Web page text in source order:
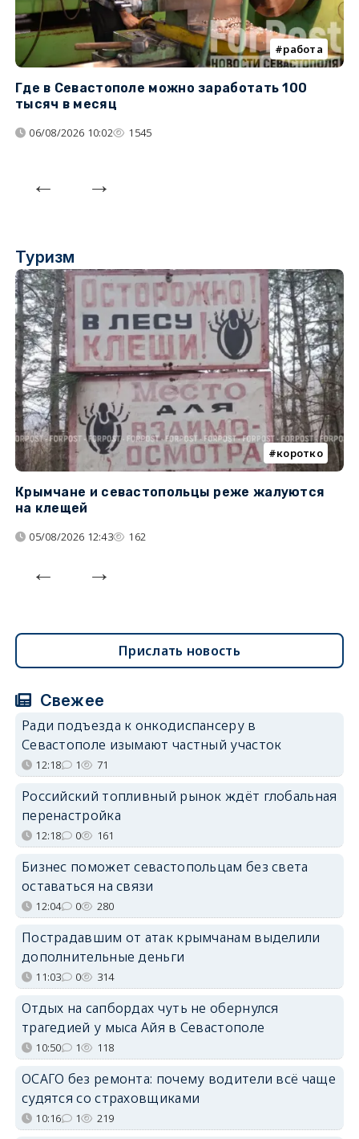
работа
Где в Севастополе можно заработать 100
тысяч в месяц
06/08/2026 10:02 1545
Туризм
коротко
Крымчане и севастопольцы реже жалуются
на клещей
05/08/2026 12:43 162
Прислать новость
Свежее
Ради подъезда к онкодиспансеру в
Севастополе изымают частный участок
12:18 1 71
Российский топливный рынок ждёт глобальная
перенастройка
12:18 0 161
Бизнес поможет севастопольцам без света
оставаться на связи
12:04 0 280
Пострадавшим от атак крымчанам выделили
дополнительные деньги
11:03 0 314
Отдых на сапбордах чуть не обернулся
трагедией у мыса Айя в Севастополе
10:50 1 118
ОСАГО без ремонта: почему водители всё чаще
судятся со страховщиками
10:16 1 219